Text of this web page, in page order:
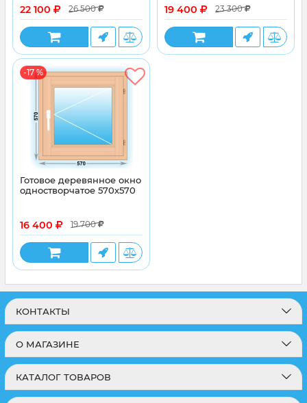
22 100 26 500 19 400 23 300
-17 %
Готовое деревянное окно
одностворчатое 570х570
16 400 19 700
КОНТАКТЫ
О МАГАЗИНЕ
КАТАЛОГ ТОВАРОВ